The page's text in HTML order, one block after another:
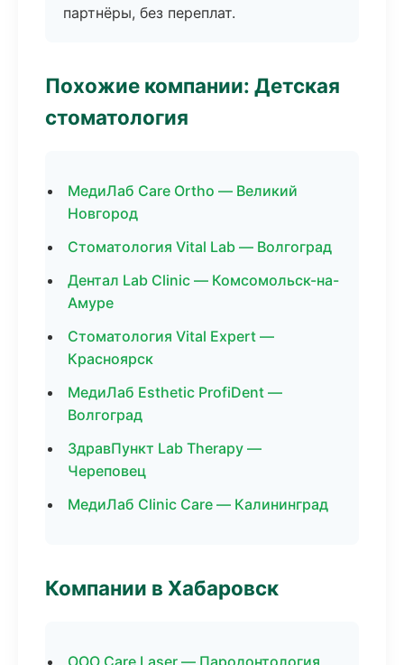
партнёры, без переплат.
Похожие компании: Детская
стоматология
МедиЛаб Care Ortho — Великий
Новгород
Стоматология Vital Lab — Волгоград
Дентал Lab Clinic — Комсомольск-на-
Амуре
Стоматология Vital Expert —
Красноярск
МедиЛаб Esthetic ProfiDent —
Волгоград
ЗдравПункт Lab Therapy —
Череповец
МедиЛаб Clinic Care — Калининград
Компании в Хабаровск
ООО Care Laser — Пародонтология